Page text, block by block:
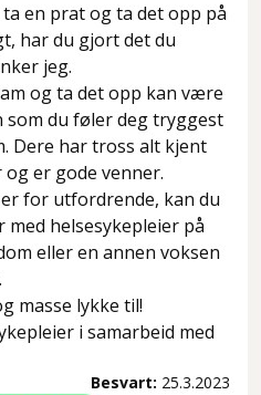
en prat og ta det opp på
har du gjort det du
jeg.
og ta det opp kan være
som du føler deg tryggest
Dere har tross alt kjent
er gode venner.
for utfordrende, kan du
helsesykepleier på
eller en annen voksen
masse lykke til!
i samarbeid med
Besvart: 25.3.2023